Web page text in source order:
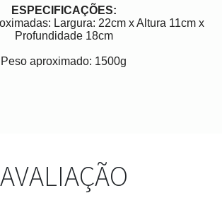
ESPECIFICAÇÕES:
Largura: 22cm x Altura 11cm x
Profundidade 18cm
Peso aproximado: 1500g
AVALIAÇÃO